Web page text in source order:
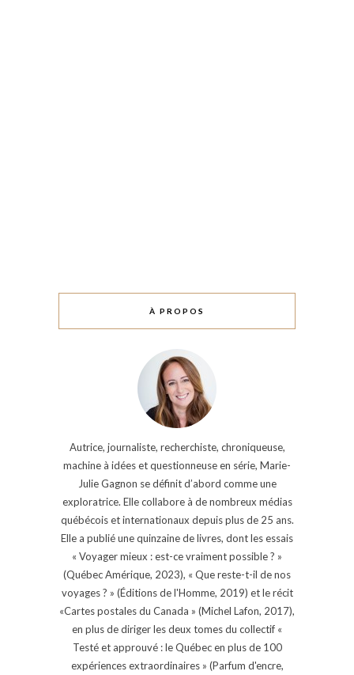
À PROPOS
Autrice, journaliste, recherchiste, chroniqueuse,
machine à idées et questionneuse en série, Marie-
Julie Gagnon se définit d’abord comme une
exploratrice. Elle collabore à de nombreux médias
québécois et internationaux depuis plus de 25 ans.
Elle a publié une quinzaine de livres, dont les essais
« Voyager mieux : est-ce vraiment possible ? »
(Québec Amérique, 2023), « Que reste-t-il de nos
voyages ? » (Éditions de l'Homme, 2019) et le récit
«Cartes postales du Canada » (Michel Lafon, 2017),
en plus de diriger les deux tomes du collectif «
Testé et approuvé : le Québec en plus de 100
expériences extraordinaires » (Parfum d'encre,